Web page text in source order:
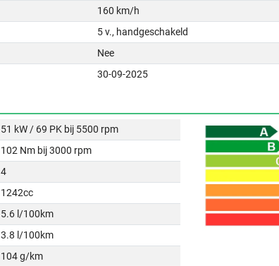
160 km/h
5 v., handgeschakeld
Nee
30-09-2025
51 kW / 69 PK bij 5500 rpm
102 Nm bij 3000 rpm
4
1242cc
5.6 l/100km
3.8 l/100km
104 g/km